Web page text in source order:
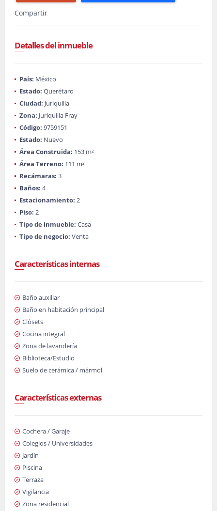
Compartir
Detalles del inmueble
País: México
Estado: Querétaro
Ciudad: Juriquilla
Zona: Juriquilla Fray
Código: 9759151
Estado: Nuevo
Área Construida: 153 m²
Área Terreno: 111 m²
Recámaras: 3
Baños: 4
Estacionamiento: 2
Piso: 2
Tipo de inmueble: Casa
Tipo de negocio: Venta
Características internas
Baño auxiliar
Baño en habitación principal
Clósets
Cocina integral
Zona de lavandería
Biblioteca/Estudio
Suelo de cerámica / mármol
Características externas
Cochera / Garaje
Colegios / Universidades
Jardín
Piscina
Terraza
Vigilancia
Zona residencial